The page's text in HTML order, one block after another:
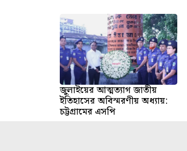
জুলাইয়ের আত্মত্যাগ জাতীয়
ইতিহাসের অবিস্মরণীয় অধ্যায়:
চট্টগ্রামের এসপি